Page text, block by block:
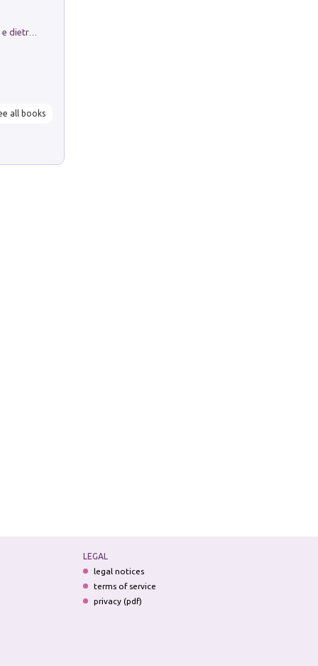
all books
LEGAL
legal notices
terms of service
privacy (pdf)